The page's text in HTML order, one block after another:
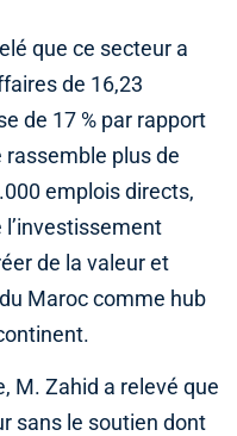
que ce secteur a
de 16,23
de 17 % par rapport
rassemble plus de
emplois directs,
de la valeur et
Maroc comme hub
M. Zahid a relevé que
sans le soutien dont